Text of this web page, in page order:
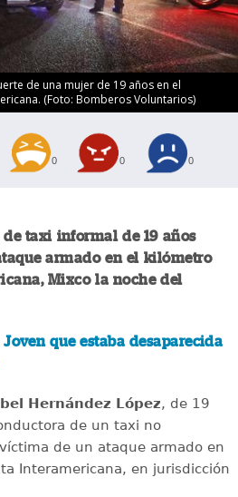
de una mujer de 19 años en el
(Foto: Bomberos Voluntarios)
0 0 0
taxi informal de 19 años
armado en el kilómetro
Mixco la noche del
Joven que estaba desaparecida
Hernández López, de 19
de un taxi no
de un ataque armado en
Interamericana, en jurisdicción